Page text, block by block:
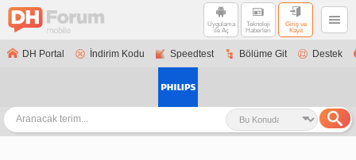
Uygulama
ile Aç
Teknoloji
Haberleri
Giriş ve
Kayıt
DH Portal İndirim Kodu Speedtest Bölüme Git Destek